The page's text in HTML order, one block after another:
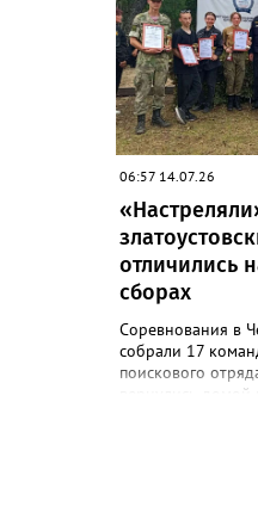
06:57 14.07.26
отличились
сборах
Соревнования в
собрали 17
поискового
вернулись домой